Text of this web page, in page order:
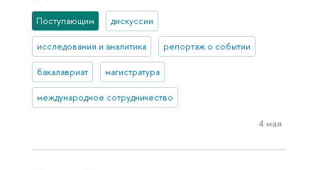
Поступающим дискуссии
исследования и аналитика репортаж о событии
бакалавриат магистратура
международное сотрудничество
4 мая